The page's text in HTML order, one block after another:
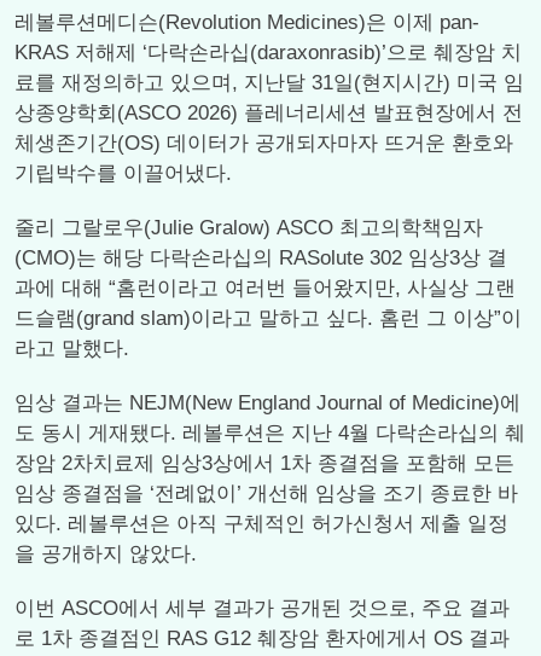
레볼루션메디슨(Revolution Medicines)은 이제 pan-
KRAS 저해제 ‘다락손라십(daraxonrasib)’으로 췌장암 치
료를 재정의하고 있으며, 지난달 31일(현지시간) 미국 임
상종양학회(ASCO 2026) 플레너리세션 발표현장에서 전
체생존기간(OS) 데이터가 공개되자마자 뜨거운 환호와
기립박수를 이끌어냈다.
줄리 그랄로우(Julie Gralow) ASCO 최고의학책임자
(CMO)는 해당 다락손라십의 RASolute 302 임상3상 결
과에 대해 “홈런이라고 여러번 들어왔지만, 사실상 그랜
드슬램(grand slam)이라고 말하고 싶다. 홈런 그 이상”이
라고 말했다.
임상 결과는 NEJM(New England Journal of Medicine)에
도 동시 게재됐다. 레볼루션은 지난 4월 다락손라십의 췌
장암 2차치료제 임상3상에서 1차 종결점을 포함해 모든
임상 종결점을 ‘전례없이’ 개선해 임상을 조기 종료한 바
있다. 레볼루션은 아직 구체적인 허가신청서 제출 일정
을 공개하지 않았다.
이번 ASCO에서 세부 결과가 공개된 것으로, 주요 결과
로 1차 종결점인 RAS G12 췌장암 환자에게서 OS 결과